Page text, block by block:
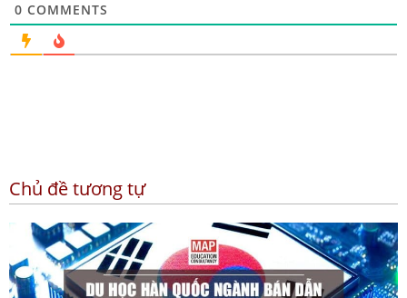
0 COMMENTS
Chủ đề tương tự